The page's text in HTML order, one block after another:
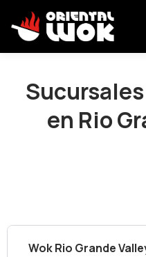
en Rio
Wok Rio Grande